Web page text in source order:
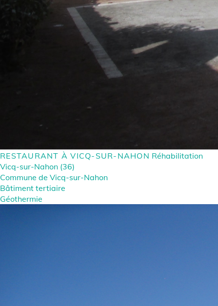
RESTAURANT À VICQ-SUR-NAHON Réhabilitation
Vicq-sur-Nahon (36)
Commune de Vicq-sur-Nahon
Bâtiment tertiaire
Géothermie